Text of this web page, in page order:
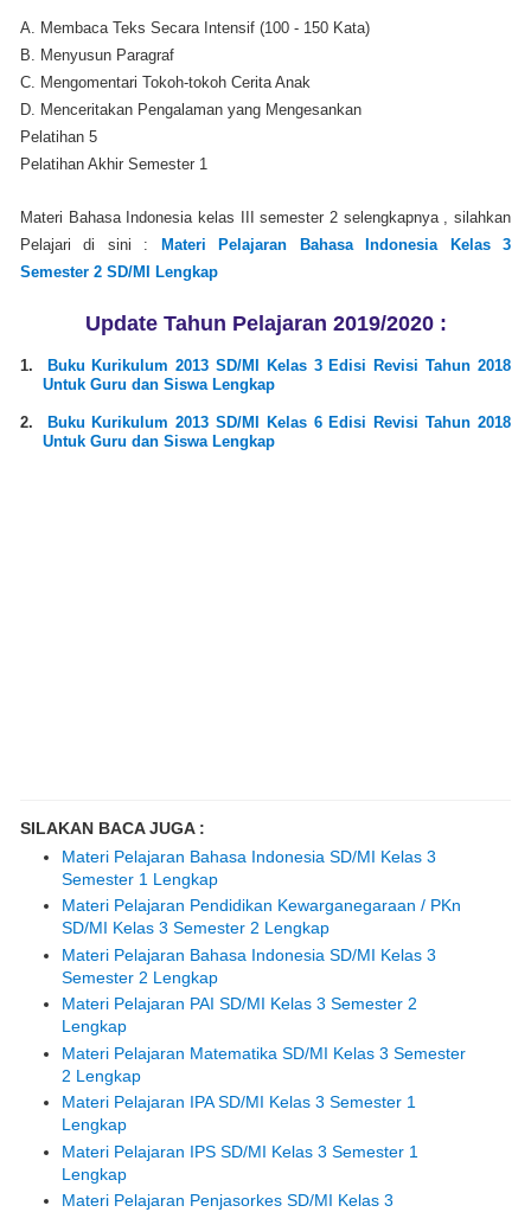
A. Membaca Teks Secara Intensif (100 - 150 Kata)
B. Menyusun Paragraf
C. Mengomentari Tokoh-tokoh Cerita Anak
D. Menceritakan Pengalaman yang Mengesankan
Pelatihan 5
Pelatihan Akhir Semester 1
Materi Bahasa Indonesia kelas III semester 2 selengkapnya , silahkan
Pelajari di sini : Materi Pelajaran Bahasa Indonesia Kelas 3
Semester 2 SD/MI Lengkap
Update Tahun Pelajaran 2019/2020 :
1.
Buku Kurikulum 2013 SD/MI Kelas 3 Edisi Revisi Tahun 2018
Untuk Guru dan Siswa Lengkap
2.
Buku Kurikulum 2013 SD/MI Kelas 6 Edisi Revisi Tahun 2018
Untuk Guru dan Siswa Lengkap
SILAKAN BACA JUGA :
Materi Pelajaran Bahasa Indonesia SD/MI Kelas 3
Semester 1 Lengkap
Materi Pelajaran Pendidikan Kewarganegaraan / PKn
SD/MI Kelas 3 Semester 2 Lengkap
Materi Pelajaran Bahasa Indonesia SD/MI Kelas 3
Semester 2 Lengkap
Materi Pelajaran PAI SD/MI Kelas 3 Semester 2
Lengkap
Materi Pelajaran Matematika SD/MI Kelas 3 Semester
2 Lengkap
Materi Pelajaran IPA SD/MI Kelas 3 Semester 1
Lengkap
Materi Pelajaran IPS SD/MI Kelas 3 Semester 1
Lengkap
Materi Pelajaran Penjasorkes SD/MI Kelas 3